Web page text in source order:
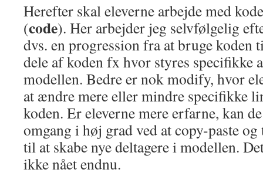
Herefter skal eleverne arbejde med
(code). Her arbejder jeg selvfølgelig
dvs. en progression fra at bruge koden
dele af koden fx hvor styres specifikke
modellen. Bedre er nok modify, hvor
at ændre mere eller mindre specifikke
koden. Er eleverne mere erfarne, kan
omgang i høj grad ved at copy-paste
til at skabe nye deltagere i modellen.
ikke nået endnu.